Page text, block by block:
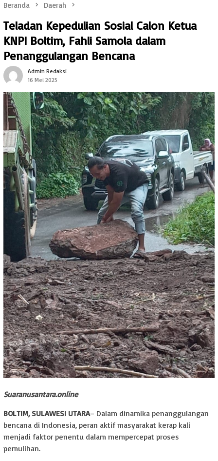
Beranda Daerah
Teladan Kepedulian Sosial Calon Ketua
KNPI Boltim, Fahli Samola dalam
Penanggulangan Bencana
Admin Redaksi
16 Mei 2025
Suaranusantara.online
BOLTIM, SULAWESI UTARA– Dalam dinamika penanggulangan
bencana di Indonesia, peran aktif masyarakat kerap kali
menjadi faktor penentu dalam mempercepat proses
pemulihan.